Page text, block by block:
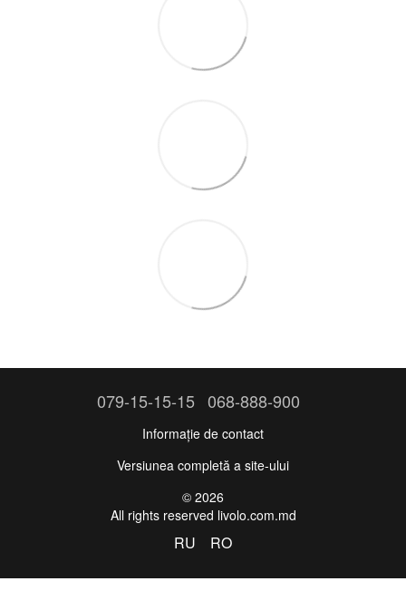
079-15-15-15 068-888-900
Informație de contact
Versiunea completă a site-ului
© 2026
All rights reserved livolo.com.md
RU RO